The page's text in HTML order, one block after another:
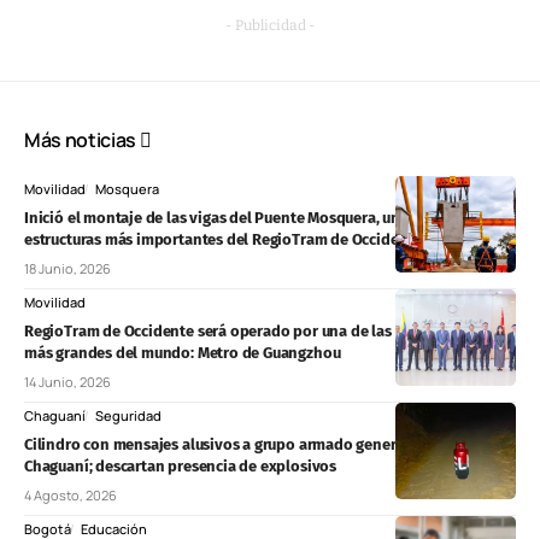
- Publicidad -
Más noticias
Movilidad Mosquera
Inició el montaje de las vigas del Puente Mosquera, una de las
estructuras más importantes del RegioTram de Occidente
18 Junio, 2026
Movilidad
RegioTram de Occidente será operado por una de las redes férreas
más grandes del mundo: Metro de Guangzhou
14 Junio, 2026
Chaguaní Seguridad
Cilindro con mensajes alusivos a grupo armado genera alerta en
Chaguaní; descartan presencia de explosivos
4 Agosto, 2026
Bogotá Educación